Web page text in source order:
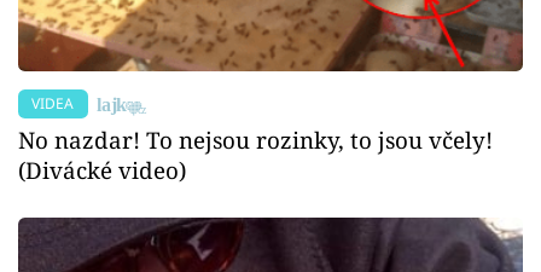
VIDEA
No nazdar! To nejsou rozinky, to jsou včely!
(Divácké video)